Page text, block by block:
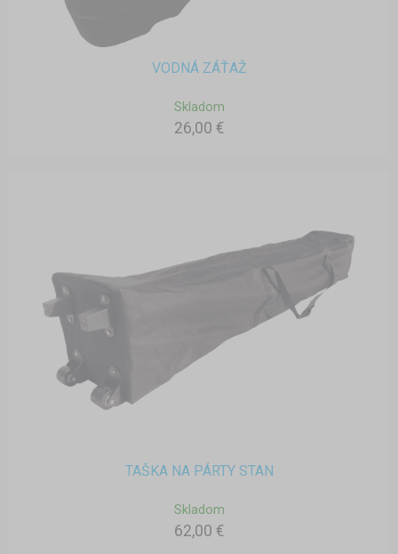
VODNÁ ZÁŤAŽ
Skladom
26,00 €
TAŠKA NA PÁRTY STAN
Skladom
62,00 €